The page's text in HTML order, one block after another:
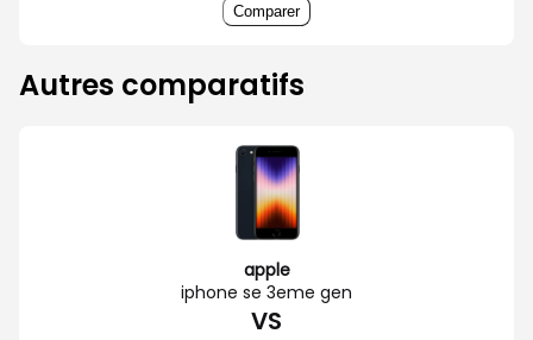
Comparer
Autres comparatifs
apple
iphone se 3eme gen
VS